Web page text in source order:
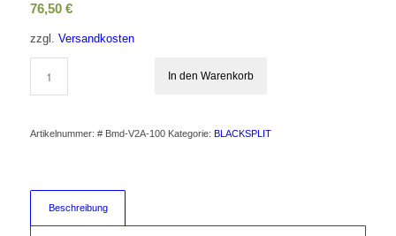
76,50 €
zzgl. Versandkosten
In den Warenkorb
Artikelnummer: # Bmd-V2A-100 Kategorie: BLACKSPLIT
Beschreibung